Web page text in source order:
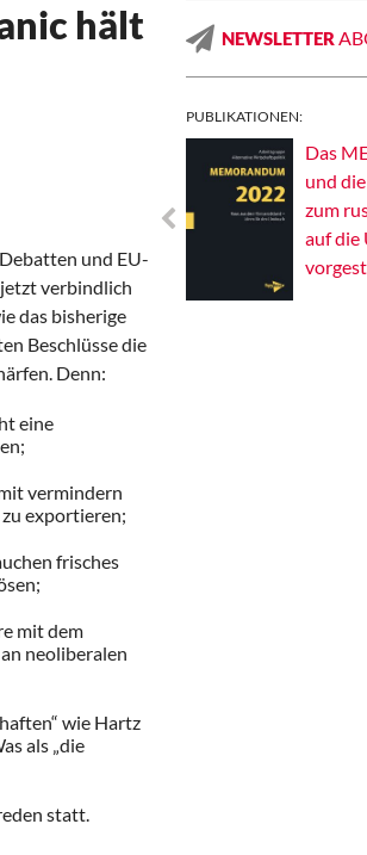
hält
und EU-
verbindlich
das bisherige
Beschlüsse die
Denn:
eine
vermindern
exportieren;
frisches
mit dem
neoliberalen
wie Hartz
als „die
statt.
NEWSLETTER
PUBLIKATIONEN:
Das
und
zum
auf die